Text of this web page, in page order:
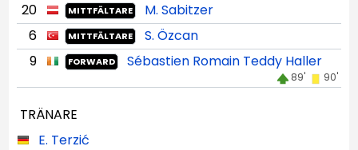
20
MITTFÄLTARE
M. Sabitzer
6
MITTFÄLTARE
S. Özcan
9
FORWARD Sébastien Romain Teddy Haller
89' 90'
TRÄNARE
E. Terzić